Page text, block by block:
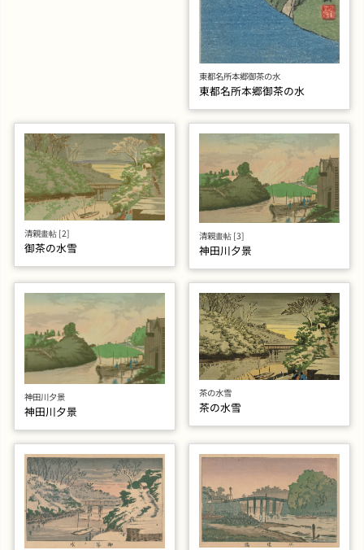
東都名所本郷御茶の水
東都名所本郷御茶の水
清親畫帖 [2]
御茶の水雪
清親畫帖 [3]
神田川夕景
神田川夕景
神田川夕景
茶の水雪
茶の水雪